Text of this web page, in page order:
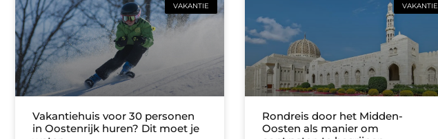
VAKANTIE
Vakantiehuis voor 30 personen
in Oostenrijk huren? Dit moet je
VAKANTIE
Rondreis door het Midden-
Oosten als manier om